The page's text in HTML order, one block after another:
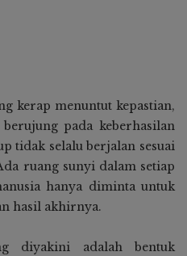
kerap menuntut kepastian,
pada keberhasilan
tidak selalu berjalan sesuai
ruang sunyi dalam setiap
hanya diminta untuk
hasil akhirnya.
diyakini adalah bentuk